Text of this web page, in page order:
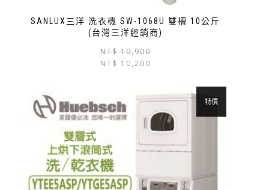
SANLUX三洋 洗衣機 SW-1068U 雙槽 10公斤
(台灣三洋經銷商)
NT$10,900
NT$ 10,200
特價